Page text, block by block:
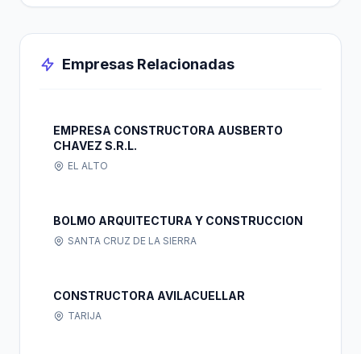
Empresas Relacionadas
EMPRESA CONSTRUCTORA AUSBERTO
CHAVEZ S.R.L.
EL ALTO
BOLMO ARQUITECTURA Y CONSTRUCCION
SANTA CRUZ DE LA SIERRA
CONSTRUCTORA AVILACUELLAR
TARIJA